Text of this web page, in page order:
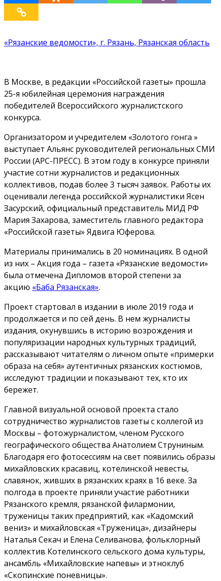
«Рязанские ведомости», г. Рязань, Рязанская область
В Москве, в редакции «Российской газеты» прошла
25-я юбилейная церемония награждения
победителей Всероссийского журналистского
конкурса.
Организатором и учредителем «Золотого гонга »
выступает Альянс руководителей региональных СМИ
России (АРС-ПРЕСС). В этом году в конкурсе приняли
участие сотни журналистов и редакционных
коллективов, подав более 3 тысяч заявок. Работы их
оценивали легенда российской журналистики Ясен
Засурский, официальный представитель МИД РФ
Мария Захарова, заместитель главного редактора
«Российской газеты» Ядвига Юферова.
Материалы принимались в 20 номинациях. В одной
из них – Акция года – газета «Рязанские ведомости»
была отмечена Дипломов второй степени за
акцию «Баба Рязанская».
Проект стартовал в издании в июле 2019 года и
продолжается и по сей день. В нем журналисты
издания, окунувшись в историю возрождения и
популяризации народных культурных традиций,
рассказывают читателям о личном опыте «примерки
образа на себя» аутентичных рязанских костюмов,
исследуют традиции и показывают тех, кто их
бережет.
Главной визуальной основой проекта стало
сотрудничество журналистов газеты с коллегой из
Москвы – фотожурналистом, членом Русского
географического общества Анатолием Струниным.
Благодаря его фотосессиям на свет появились образы
михайловских красавиц, котелинской невесты,
славянок, живших в рязанских краях в 16 веке. За
полгода в проекте приняли участие работники
Рязанского кремля, рязанской филармонии,
труженицы таких предприятий, как «Кадомский
вениз» и михайловская «Труженица», дизайнеры
Наталья Секач и Елена Селиванова, фольклорный
коллектив Котелинского сельского дома культуры,
ансамбль «Михайловские напевы» и этноклуб
«Скопинские поневницы».